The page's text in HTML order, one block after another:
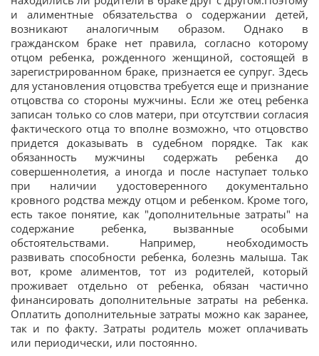
и алиментные обязательства о содержании детей,
возникают аналогичным образом. Однако в
гражданском браке нет правила, согласно которому
отцом ребенка, рожденного женщиной, состоящей в
зарегистрированном браке, признается ее супруг. Здесь
для установления отцовства требуется еще и признание
отцовства со стороны мужчины. Если же отец ребенка
записан только со слов матери, при отсутствии согласия
фактического отца то вполне возможно, что отцовство
придется доказывать в судебном порядке. Так как
обязанность мужчины содержать ребенка до
совершеннолетия, а иногда и после наступает только
при наличии удостоверенного документально
кровного родства между отцом и ребенком. Кроме того,
есть такое понятие, как "дополнительные затраты" на
содержание ребенка, вызванные особыми
обстоятельствами. Например, необходимость
развивать способности ребенка, болезнь малыша. Так
вот, кроме алиментов, тот из родителей, который
проживает отдельно от ребенка, обязан частично
финансировать дополнительные затраты на ребенка.
Оплатить дополнительные затраты можно как заранее,
так и по факту. Затраты родитель может оплачивать
или периодически, или постоянно.